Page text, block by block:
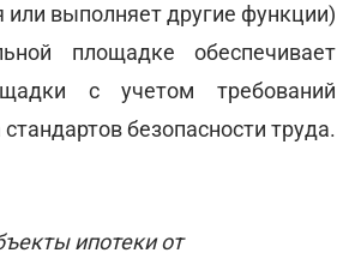
выполняет другие функции)
площадке обеспечивает
с учетом требований
безопасности труда.
ипотеки от